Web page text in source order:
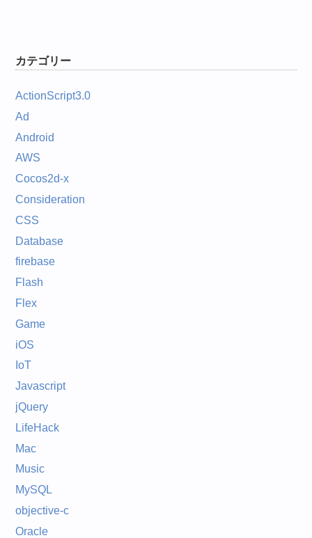
カテゴリー
ActionScript3.0
Ad
Android
AWS
Cocos2d-x
Consideration
CSS
Database
firebase
Flash
Flex
Game
iOS
IoT
Javascript
jQuery
LifeHack
Mac
Music
MySQL
objective-c
Oracle